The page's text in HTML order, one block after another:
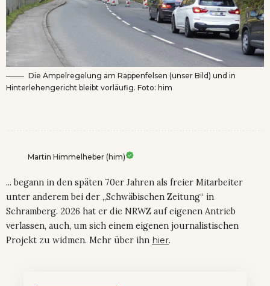
Die Ampelregelung am Rappenfelsen (unser Bild) und in
Hinterlehengericht bleibt vorläufig. Foto: him
Martin Himmelheber (him)
... begann in den späten 70er Jahren als freier Mitarbeiter
unter anderem bei der „Schwäbischen Zeitung“ in
Schramberg. 2026 hat er die NRWZ auf eigenen Antrieb
verlassen, auch, um sich einem eigenen journalistischen
Projekt zu widmen. Mehr über ihn hier.